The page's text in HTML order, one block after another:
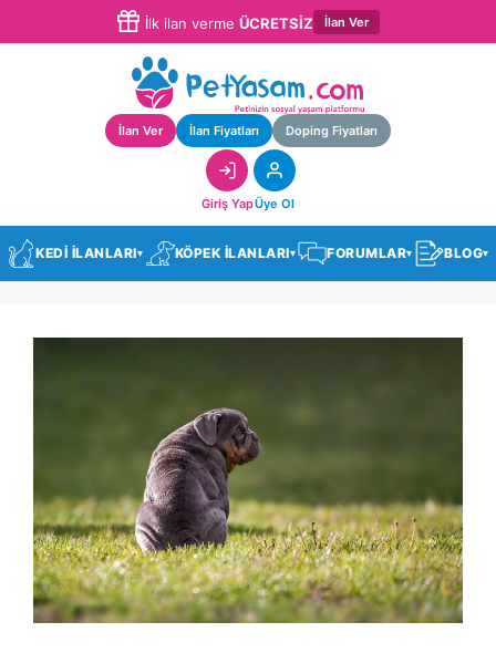
İlk ilan verme ÜCRETSİZ İlan Ver
İlan Ver İlan Fiyatları Doping Fiyatları
Giriş YapÜye Ol
KEDİ İLANLARI▾ KÖPEK İLANLARI▾ FORUMLAR▾ BLOG▾